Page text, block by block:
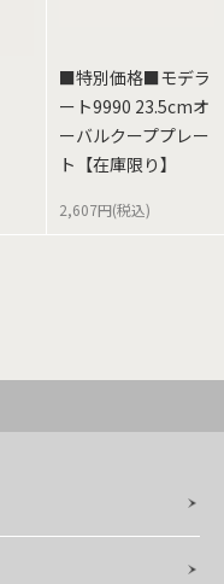
■特別価格■モデラ
ート9990 23.5cmオ
ーバルクーププレー
ト【在庫限り】
2,607円(税込)